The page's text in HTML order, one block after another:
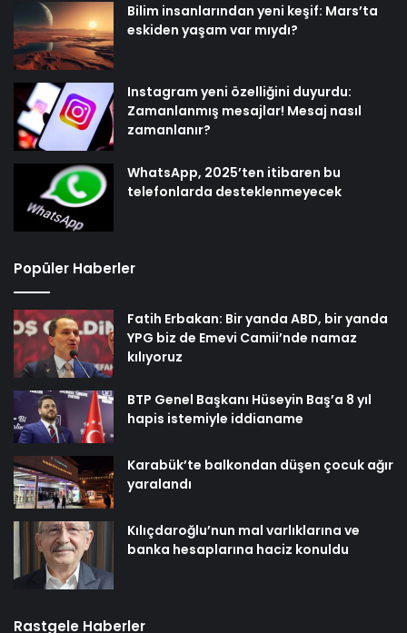
Bilim insanlarından yeni keşif: Mars’ta
eskiden yaşam var mıydı?
Instagram yeni özelliğini duyurdu:
Zamanlanmış mesajlar! Mesaj nasıl
zamanlanır?
WhatsApp, 2025’ten itibaren bu
telefonlarda desteklenmeyecek
Popüler Haberler
Fatih Erbakan: Bir yanda ABD, bir yanda
YPG biz de Emevi Camii’nde namaz
kılıyoruz
BTP Genel Başkanı Hüseyin Baş’a 8 yıl
hapis istemiyle iddianame
Karabük’te balkondan düşen çocuk ağır
yaralandı
Kılıçdaroğlu’nun mal varlıklarına ve
banka hesaplarına haciz konuldu
Rastgele Haberler